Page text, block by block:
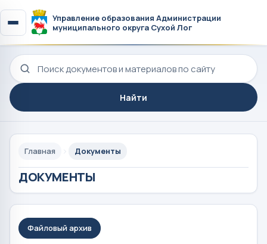
Управление образования Администрации
муниципального округа Сухой Лог
Поиск по сайту
Найти
Главная Документы
ДОКУМЕНТЫ
Файловый архив